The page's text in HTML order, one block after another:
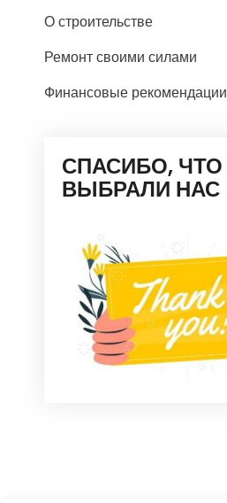
О строительстве
Ремонт своими силами
Финансовые рекомендации
СПАСИБО, ЧТО
ВЫБРАЛИ НАС